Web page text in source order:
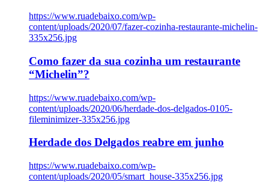
https://www.ruadebaixo.com/wp-
content/uploads/2020/07/fazer-cozinha-restaurante-michelin-
335x256.jpg
Como fazer da sua cozinha um restaurante
“Michelin”?
https://www.ruadebaixo.com/wp-
content/uploads/2020/06/herdade-dos-delgados-0105-
fileminimizer-335x256.jpg
Herdade dos Delgados reabre em junho
https://www.ruadebaixo.com/wp-
content/uploads/2020/05/smart_house-335x256.jpg